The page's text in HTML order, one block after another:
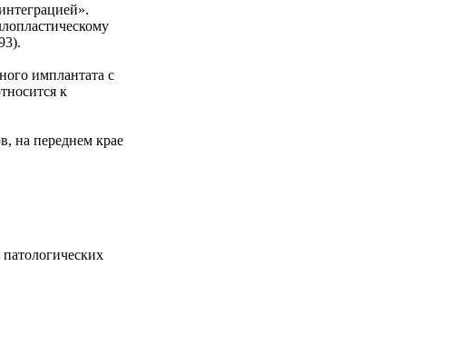
имплантата с
к
на переднем крае